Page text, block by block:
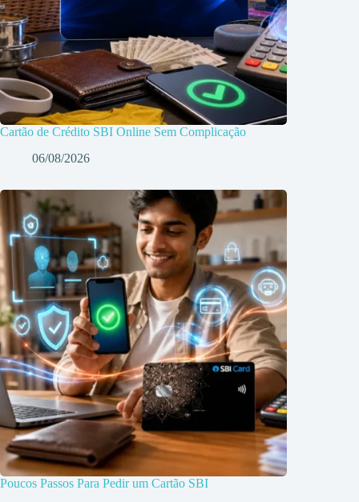
Cartão de Crédito SBI Online Sem Complicação
06/08/2026
Poucos Passos Para Pedir um Cartão SBI